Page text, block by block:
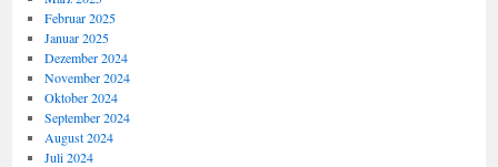
Februar 2025
Januar 2025
Dezember 2024
November 2024
Oktober 2024
September 2024
August 2024
Juli 2024